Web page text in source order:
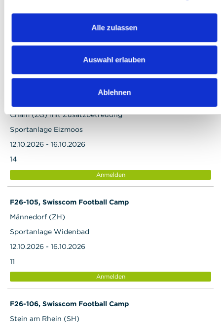
Alle zulassen
Auswahl erlauben
Ablehnen
Cham (ZG)
12.10.2026 - 16.10.2026
Anmelden
Cham (ZG) mit Zusatzbetreuung
Sportanlage Eizmoos
12.10.2026 - 16.10.2026
14
Anmelden
F26-105, Swisscom Football Camp
Männedorf (ZH)
Sportanlage Widenbad
12.10.2026 - 16.10.2026
11
Anmelden
F26-106, Swisscom Football Camp
Stein am Rhein (SH)